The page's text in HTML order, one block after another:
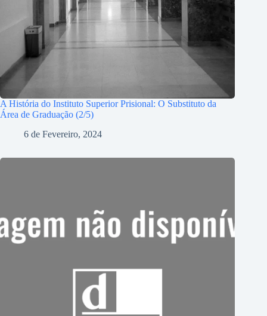
A História do Instituto Superior Prisional: O Substituto da
Área de Graduação (2/5)
6 de Fevereiro, 2024